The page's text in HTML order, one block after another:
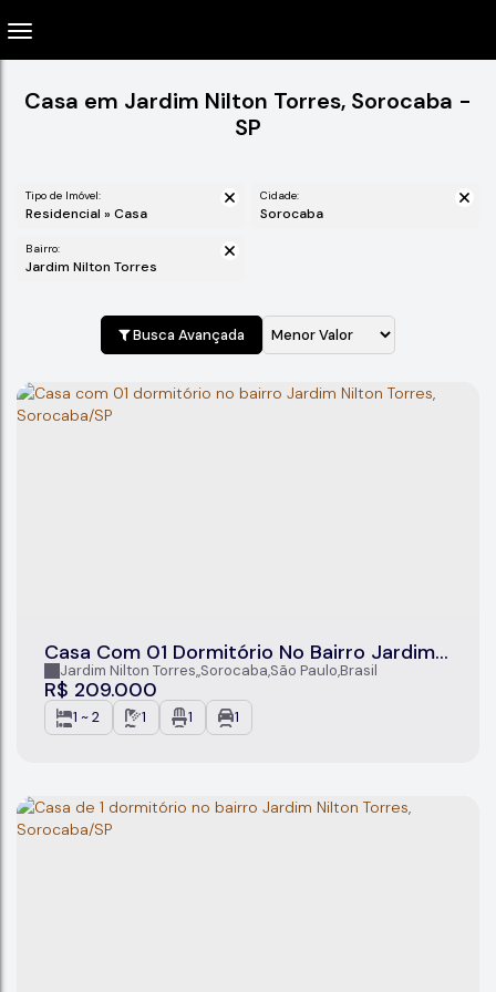
Casa em Jardim Nilton Torres, Sorocaba -
SP
Tipo de Imóvel:
Residencial » Casa
Cidade:
Sorocaba
Bairro:
Jardim Nilton Torres
Busca Avançada
Casa Com 01 Dormitório No Bairro Jardim
Nilton Torres, Sorocaba/SP
R$ 209.000
Jardim Nilton Torres,Sorocaba,São Paulo,Brasil
1 ~ 2 1 1 1